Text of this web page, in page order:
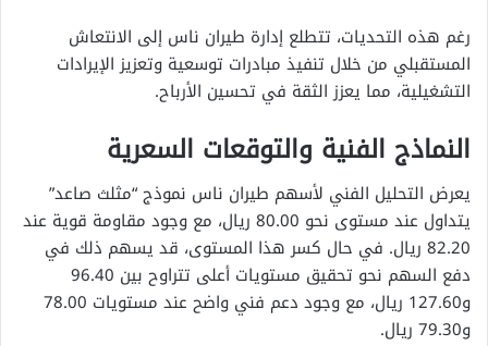
رغم هذه التحديات، تتطلع إدارة طيران ناس إلى الانتعاش
المستقبلي من خلال تنفيذ مبادرات توسعية وتعزيز الإيرادات
التشغيلية، مما يعزز الثقة في تحسين الأرباح.
النماذج الفنية والتوقعات السعرية
يعرض التحليل الفني لأسهم طيران ناس نموذج “مثلث صاعد”
يتداول عند مستوى نحو 80.00 ريال، مع وجود مقاومة قوية عند
82.20 ريال. في حال كسر هذا المستوى، قد يسهم ذلك في
دفع السهم نحو تحقيق مستويات أعلى تتراوح بين 96.40
و127.60 ريال، مع وجود دعم فني واضح عند مستويات 78.00
و79.30 ريال.